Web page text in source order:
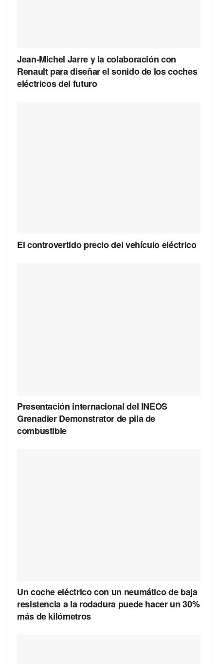
Jean-Michel Jarre y la colaboración con
Renault para diseñar el sonido de los coches
eléctricos del futuro
El controvertido precio del vehículo eléctrico
Presentación internacional del INEOS
Grenadier Demonstrator de pila de
combustible
Un coche eléctrico con un neumático de baja
resistencia a la rodadura puede hacer un 30%
más de kilómetros